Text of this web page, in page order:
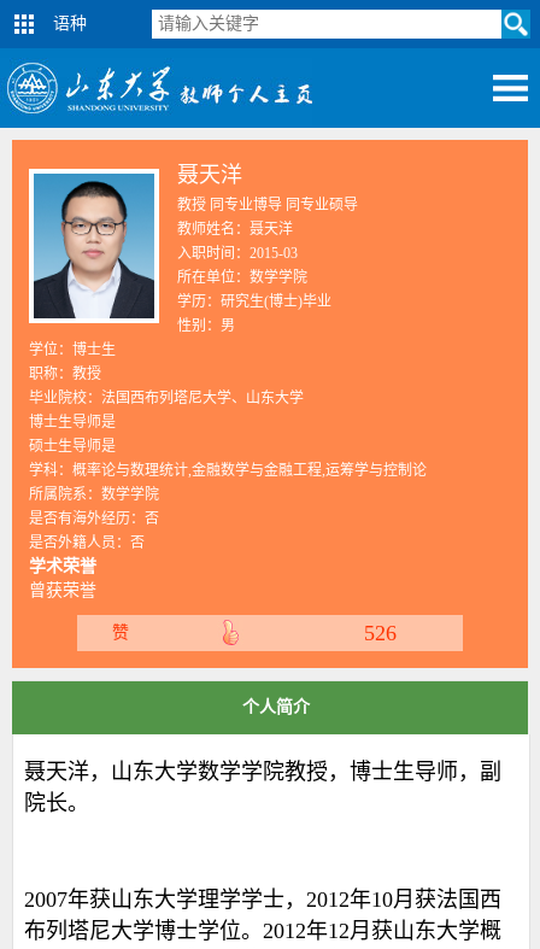
语种
聂天洋
教授 同专业博导 同专业硕导
教师姓名：聂天洋
入职时间：2015-03
所在单位：数学学院
学历：研究生(博士)毕业
性别：男
学位：博士生
职称：教授
毕业院校：法国西布列塔尼大学、山东大学
博士生导师是
硕士生导师是
学科：概率论与数理统计,金融数学与金融工程,运筹学与控制论
所属院系：数学学院
是否有海外经历：否
是否外籍人员：否
学术荣誉
曾获荣誉
赞 526
个人简介
聂天洋，山东大学数学学院教授，博士生导师，副
院长。
2007年获山东大学理学学士， 2012年10月获法国西
布列塔尼大学博士学位。 2012年12月获山东大学概